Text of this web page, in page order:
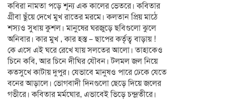
কবিরা নামতা পড়ে শূন্য এক কালের ভেতরে। কবিতার
গ্রীবা ছুঁয়ে দেখে মুখ রাতের মরমে। কলতান প্রিয় মাঠে
শস্যও সুধায় কুশল। মানুষের ঘরজুড়ে ছবিগুলো ঝুলে
অনিবার। কার মুখ , কার হস্ত – ছাপের কর্তৃত্ব বাড়ায় !
কে এসে এই ঘরে রেখে যায় সলতের আলো। তাহাকেও
চিনে কবি, আর চিনে দীঘির যৌবন। টলমল জল নিয়ে
কতসুখে কাটায় দুপুর। যেভাবে মানুষও পারে ঢেকে যেতে
বনের আড়ালে। ভোগবাদী দিনগুলো ছেড়ে দিয়ে জলের
গভীরে। কবিতার মর্মঘোর, এভাবেই ভিড়ে চন্দ্রতীরে।